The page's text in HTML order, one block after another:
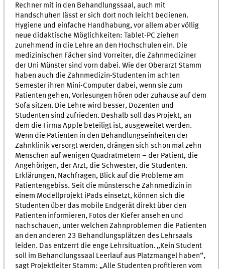
Rechner mit in den Behandlungssaal, auch mit
Handschuhen lässt er sich dort noch leicht bedienen.
Hygiene und einfache Handhabung, vor allem aber völlig
neue didaktische Möglichkeiten: Tablet-PC ziehen
zunehmend in die Lehre an den Hochschulen ein. Die
medizinischen Fächer sind Vorreiter, die Zahnmediziner
der Uni Münster sind vorn dabei. Wie der Oberarzt Stamm
haben auch die Zahnmedizin-Studenten im achten
Semester ihren Mini-Computer dabei, wenn sie zum
Patienten gehen, Vorlesungen hören oder zuhause auf dem
Sofa sitzen. Die Lehre wird besser, Dozenten und
Studenten sind zufrieden. Deshalb soll das Projekt, an
dem die Firma Apple beteiligt ist, ausgeweitet werden.
Wenn die Patienten in den Behandlungseinheiten der
Zahnklinik versorgt werden, drängen sich schon mal zehn
Menschen auf wenigen Quadratmetern – der Patient, die
Angehörigen, der Arzt, die Schwester, die Studenten.
Erklärungen, Nachfragen, Blick auf die Probleme am
Patientengebiss. Seit die münstersche Zahnmedizin in
einem Modellprojekt iPads einsetzt, können sich die
Studenten über das mobile Endgerät direkt über den
Patienten informieren, Fotos der Kiefer ansehen und
nachschauen, unter welchen Zahnproblemen die Patienten
an den anderen 23 Behandlungsplätzen des Lehrsaals
leiden. Das entzerrt die enge Lehrsituation. „Kein Student
soll im Behandlungssaal Leerlauf aus Platzmangel haben“,
sagt Projektleiter Stamm: „Alle Studenten profitieren vom